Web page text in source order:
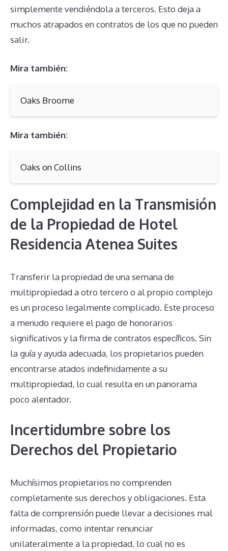
simplemente vendiéndola a terceros. Esto deja a
muchos atrapados en contratos de los que no pueden
salir.
Mira también:
Oaks Broome
Mira también:
Oaks on Collins
Complejidad en la Transmisión
de la Propiedad de Hotel
Residencia Atenea Suites
Transferir la propiedad de una semana de
multipropiedad a otro tercero o al propio complejo
es un proceso legalmente complicado. Este proceso
a menudo requiere el pago de honorarios
significativos y la firma de contratos específicos. Sin
la guía y ayuda adecuada, los propietarios pueden
encontrarse atados indefinidamente a su
multipropiedad, lo cual resulta en un panorama
poco alentador.
Incertidumbre sobre los
Derechos del Propietario
Muchísimos propietarios no comprenden
completamente sus derechos y obligaciones. Esta
falta de comprensión puede llevar a decisiones mal
informadas, como intentar renunciar
unilateralmente a la propiedad, lo cual no es